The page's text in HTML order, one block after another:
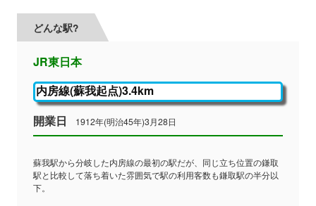
どんな駅?
JR東日本
内房線(蘇我起点)3.4km
開業日
1912年(明治45年)3月28日
蘇我駅から分岐した内房線の最初の駅だが、同じ立ち位置の鎌取
駅と比較して落ち着いた雰囲気で駅の利用客数も鎌取駅の半分以
下。